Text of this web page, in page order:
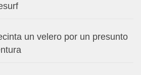
un velero por un presunto